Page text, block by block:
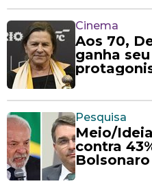
Cinema
Aos 70,
ganha
Pesquisa
Meio/
contra